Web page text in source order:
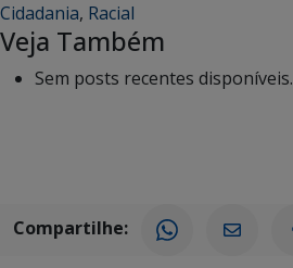
Cidadania, Racial
Veja Também
Sem posts recentes disponíveis.
Compartilhe: